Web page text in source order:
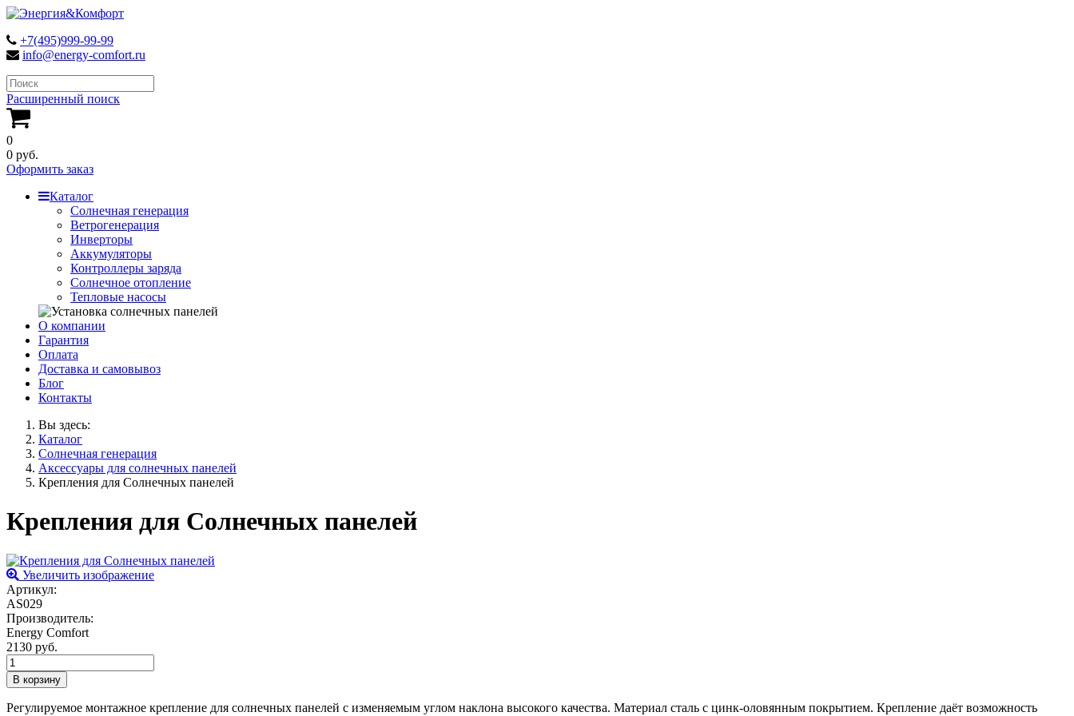
+7(495)999-99-99
info@energy-comfort.ru
Расширенный поиск
0
0 руб.
Оформить заказ
Каталог
Солнечная генерация
Ветрогенерация
Инверторы
Аккумуляторы
Контроллеры заряда
Солнечное отопление
Тепловые насосы
О компании
Гарантия
Оплата
Доставка и самовывоз
Блог
Контакты
Вы здесь:
Каталог
Солнечная генерация
Аксессуары для солнечных панелей
Крепления для Солнечных панелей
Крепления для Солнечных панелей
Увеличить изображение
Артикул:
AS029
Производитель:
Energy Comfort
2130 руб.
Регулируемое монтажное крепление для солнечных панелей с изменяемым углом наклона высокого качества. Материал сталь с цинк-оловянным покрытием. Крепление даёт возможность